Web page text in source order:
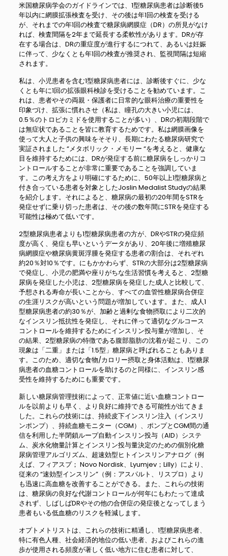
米国糖尿病学会のガイドラインでは、1型糖尿病患者は診断後5
年以内に網膜拡張検査を受け、その後は年1回の検査を受ける
が、それまでの年1回の検査で糖尿病網膜症（DR）の所見がなけ
れば、検査間隔を2年まで延長する柔軟性があります。DRが存
在する場合は、DRの重症度が進行するにつれて、あるいは妊娠
に伴って、少なくとも年1回の検査が推奨され、監視間隔は短縮
されます。
私は、小児患者を含む1型糖尿病患者には、診断後すぐに、少な
くとも年に1回の拡張眼科検診を受けることを勧めています。こ
れは、患者やその両親・保護者に日常的な眼科治療の重要性を
印象づけ、拡張に慣れさせ（私は、瞳孔の大きい小児には、
0.5％のトロピカミドを使用することが多い）、DRの初期段階で
は無症状であることを皆に教育するためです。私は網膜画像を
使って大人と子供の興味をそそり、長期にわたる糖尿病研究で
実証されました “メタボリック・メモリー “を考えると、健康な
目を維持するためには、DRが発症する前に糖尿病をしっかりコ
ントロールすることが非常に重要であることを強調していま
す。この考え方をより明確にするために、50年以上1型糖尿病と
付き合っている患者を対象としたJoslin Medalist Studyの結果
を紹介します。それによると、糖尿病の最初の20年間をSTRを
発症せずに乗り切った患者は、その後の数年間にSTRを発症する
可能性は極めて低いです。
2型糖尿病患者よりも1型糖尿病患者の方が、DRやSTRの発症頻
度が高く、発症も早いというデータがあり、20年後に増殖糖尿
病網膜症や糖尿病黄斑浮腫を発症する患者の割合は、それぞれ
約20％対10％です。にもかかわらず、STRの大部分は2型糖尿病
で発症し、小児の肥満や座りがちな生活習慣を考えると、2型糖
尿病を発症した小児は、2型糖尿病を発症した成人と比較して、
予想される寿命が長いことから、すべての血管性糖尿病合併症
の生涯リスクが高いという問題が増加しています。また、成人1
型糖尿病患者の約30％が、加齢と過剰な食物摂取により二次的
なインスリン抵抗性を発症し、それに伴って適切なグルコース
コントロールを維持するためにインスリン投与量が増加し、そ
の結果、2型糖尿病の特徴である腹部脂肪の沈着が起こり、この
現象は「二重」または「1.5型」糖尿病と呼ばれることもありま
す。このため、適切な食物/カロリー摂取と身体活動は、1型糖尿
病患者の血糖コントロールを助けるのと同様に、インスリン感
受性を維持するためにも重要です。
新しい糖尿病管理技術によって、正常値に近い血糖コントロー
ルを以前よりも早く、より良好に維持できる可能性が出てきま
した。これらの技術には、持続皮下インスリン注入（インスリ
ンポンプ）、持続血糖モニター（CGM）、ポンプとCGM間の通
信を利用した半閉鎖ループ自動インスリン投与（AID）システ
ム、炭水化物量計算とインスリン投与量決定のための個別化糖
尿病管理アルゴリズム、超速効型ヒトインスリンアナログ（例
えば、フィアスプ； Novo Nordisk、Lyumjev；Lilly）により、
従来の “速効型インスリン”（例：アスパルト、リスプロ）より
も迅速に高血糖を改善することができる。また、これらの技術
は、糖尿病の良好な代謝コントロールが何年にもわたって達成
されず、しばしばDRやその他の合併症の発症後となってしまう
患者もいる低血糖のリスクを軽減します。
オプトメトリストは、これらの技術に精通し、1型糖尿病患者、
特に有色人種、社会経済的地位の低い患者、およびこれらの進
歩が使用される頻度が著しく低い地方に住む患者に対して、